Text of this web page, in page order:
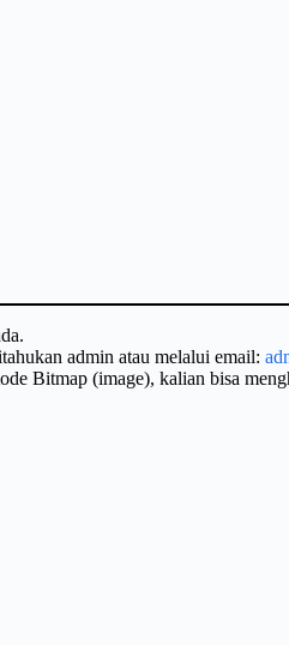
admin atau melalui email:
Bitmap (image), kalian bisa